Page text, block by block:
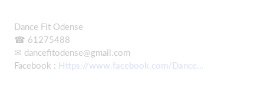
Dance Fit Odense
☎ 61275488
✉ dancefitodense@gmail.com
Facebook : Https://www.facebook.com/Dance...